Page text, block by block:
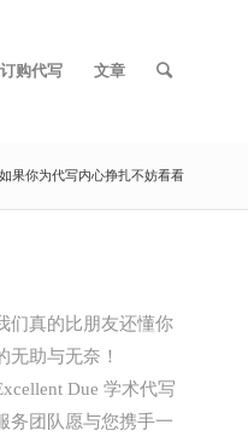
订购代写 文章
果你为代写内心挣扎不妨看看
们真的比朋友还懂你
无助与无奈！
Due 学术代写
务团队愿与您携手一